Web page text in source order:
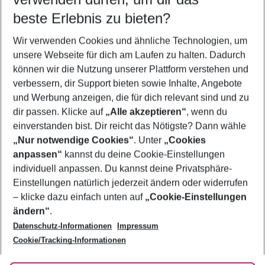
5-8 Nächte
2 Erwachsene Keine Kinder
Mehr Filter anzeigen
Footer
Footer navigation
Über uns
AGB
Bestpreisgarantie
Cookie-Einstellungen ändern
Cookie-Richtlinie
Agenturbetreuung
Barrierefreies Reisen
Folge uns
beste Erlebnis zu bieten?
Wir verwenden Cookies und ähnliche Technologien, um
unsere Webseite für dich am Laufen zu halten. Dadurch
können wir die Nutzung unserer Plattform verstehen und
verbessern, dir Support bieten sowie Inhalte, Angebote
und Werbung anzeigen, die für dich relevant sind und zu
dir passen. Klicke auf „Alle akzeptieren“, wenn du
einverstanden bist. Dir reicht das Nötigste? Dann wähle
„Nur notwendige Cookies“. Unter „Cookies
anpassen“ kannst du deine Cookie-Einstellungen
individuell anpassen. Du kannst deine Privatsphäre-
Einstellungen natürlich jederzeit ändern oder widerrufen
– klicke dazu einfach unten auf „Cookie-Einstellungen
ändern“.
Datenschutz-Informationen
Impressum
Cookie/Tracking-Informationen